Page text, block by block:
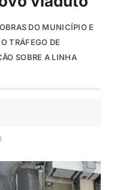
DO MUNICÍPIO E
TRÁFEGO DE
SOBRE A LINHA